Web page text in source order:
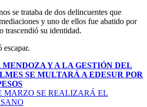
se trataba de dos delincuentes que
y uno de ellos fue abatido por
trascendió su identidad.
Y A LA GESTIÓN DEL
SE MULTARÁ A EDESUR POR
MARZO SE REALIZARÁ EL